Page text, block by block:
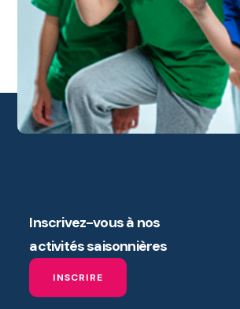
Inscrivez-vous à nos
activités saisonnières
INSCRIRE